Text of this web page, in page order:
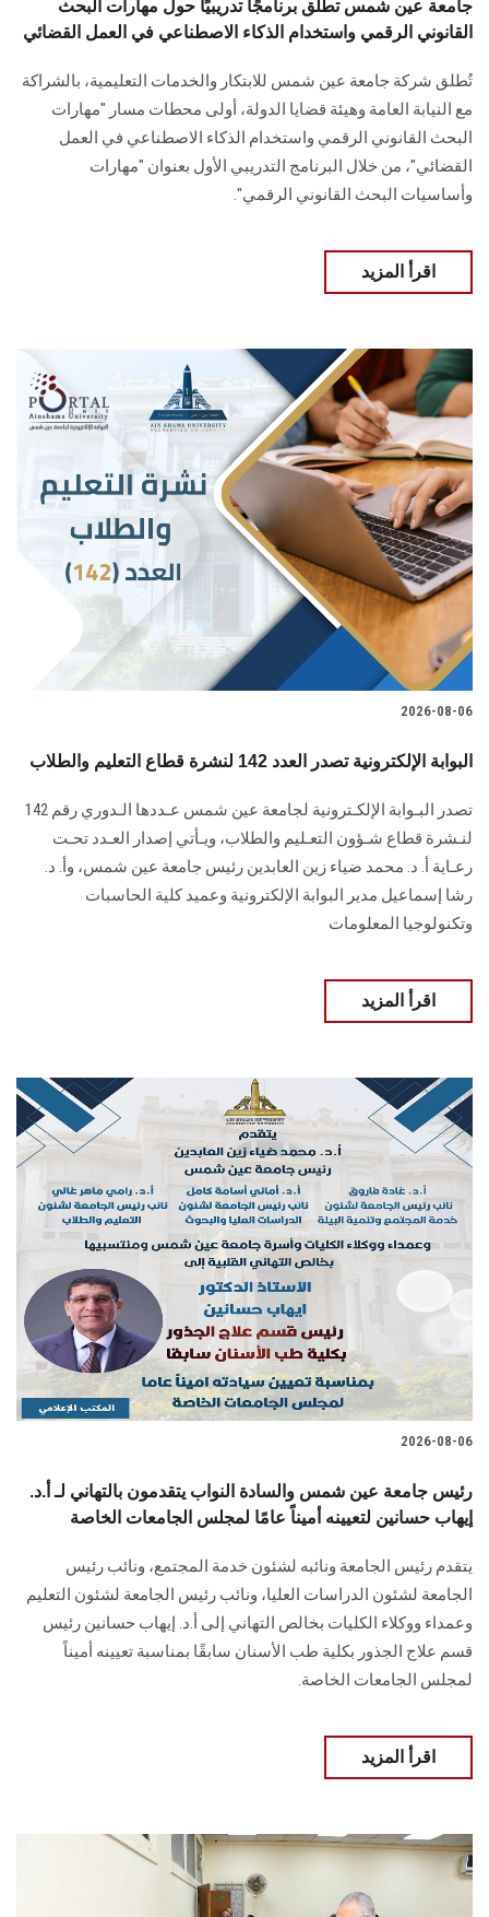
جامعة عين شمس تطلق برنامجًا تدريبيًا حول مهارات البحث
القانوني الرقمي واستخدام الذكاء الاصطناعي في العمل القضائي
تُطلق شركة جامعة عين شمس للابتكار والخدمات التعليمية، بالشراكة
مع النيابة العامة وهيئة قضايا الدولة، أولى محطات مسار "مهارات
البحث القانوني الرقمي واستخدام الذكاء الاصطناعي في العمل
القضائي"، من خلال البرنامج التدريبي الأول بعنوان "مهارات
وأساسيات البحث القانوني الرقمي".
اقرأ المزيد
2026-08-06
البوابة الإلكترونية تصدر العدد 142 لنشرة قطاع التعليم والطلاب
تصدر البـوابة الإلكـترونية لجامعة عين شمس عـددها الـدوري رقم 142
لنـشرة قطاع شـؤون التعـليم ‏والطلاب‎، ويـأتي إصدار العـدد تحـت
رعـاية أ. د. محمد ضياء زين العابدين رئيس جامعة عين شمس، وأ. د.
‏رشا إسماعيل مدير البوابة الإلكترونية وعميد كلية الحاسبات
وتكنولوجيا المعلومات
اقرأ المزيد
2026-08-06
رئيس جامعة عين شمس والسادة النواب يتقدمون بالتهاني لـ أ.د.
إيهاب حسانين لتعيينه أميناً عامًا لمجلس الجامعات الخاصة
يتقدم رئيس الجامعة ونائبه لشئون خدمة المجتمع، ونائب رئيس
الجامعة لشئون الدراسات العليا، ونائب رئيس الجامعة لشئون التعليم
وعمداء ووكلاء الكليات بخالص التهاني إلى أ.د. إيهاب حسانين رئيس
قسم علاج الجذور بكلية طب الأسنان سابقًا بمناسبة تعيينه أميناً
لمجلس الجامعات الخاصة.
اقرأ المزيد